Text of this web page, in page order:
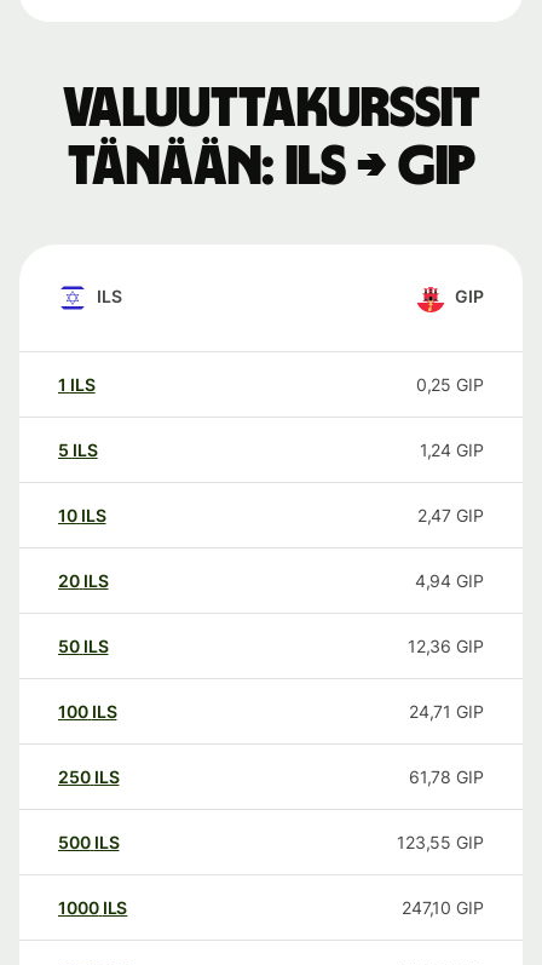
Valuuttakurssit
tänään: ILS → GIP
ILS GIP
1 ILS 0,25 GIP
5 ILS 1,24 GIP
10 ILS 2,47 GIP
20 ILS 4,94 GIP
50 ILS 12,36 GIP
100 ILS 24,71 GIP
250 ILS 61,78 GIP
500 ILS 123,55 GIP
1000 ILS 247,10 GIP